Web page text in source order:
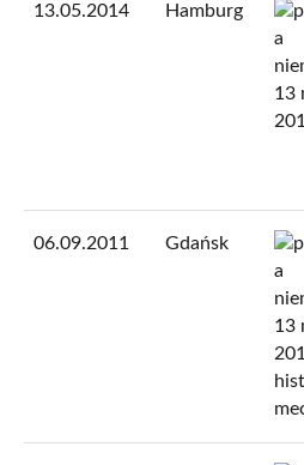
13.05.2014 Hamburg
06.09.2011 Gdańsk